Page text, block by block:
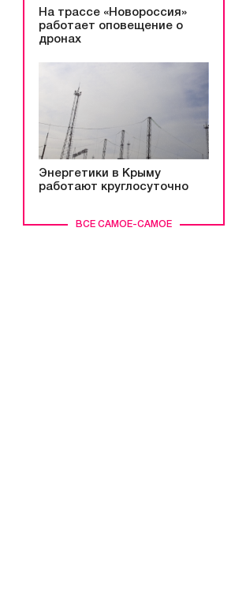
ВСЕ САМОЕ-САМОЕ
На трассе «Новороссия»
работает оповещение о
дронах
Энергетики в Крыму
работают круглосуточно